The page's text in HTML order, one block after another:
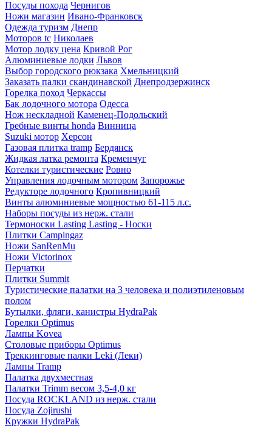
Посуды похода Чернигов
Ножи магазин Ивано-Франковск
Одежда туризм Днепр
Моторов tc Николаев
Мотор лодку цена Кривой Рог
Алюминиевые лодки Львов
Выбор городского рюкзака Хмельницкий
Заказать палки скандинавской Днепродзержинск
Горелка поход Черкассы
Бак лодочного мотора Одесса
Нож нескладной Каменец-Подольский
Гребные винты honda Винница
Suzuki мотор Херсон
Газовая плитка tramp Бердянск
Жидкая латка ремонта Кременчуг
Котелки туристические Ровно
Управления лодочным мотором Запорожье
Редукторе лодочного Кропивницкий
Винты алюминиевые мощностью 61-115 л.с.
Наборы посуды из нерж. стали
Термоноски Lasting Lasting - Носки
Плитки Campingaz
Ножи SanRenMu
Ножи Victorinox
Перчатки
Плитки Summit
Туристические палатки на 3 человека и полиэтиленовым
полом
Бутылки, фляги, канистры HydraPak
Горелки Optimus
Лампы Kovea
Столовые приборы Optimus
Треккинговые палки Leki (Леки)
Лампы Tramp
Палатка двухместная
Палатки Trimm весом 3,5-4,0 кг
Посуда ROCKLAND из нерж. стали
Посуда Zojirushi
Кружки HydraPak